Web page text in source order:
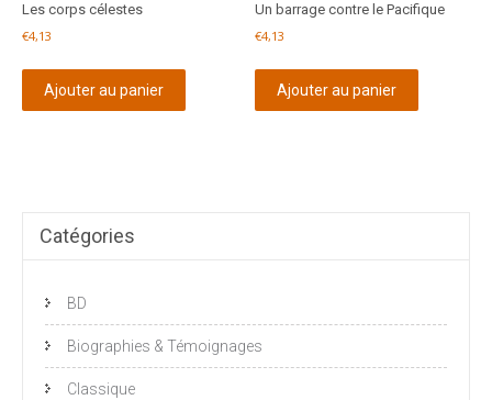
Les corps célestes
€4,13
Ajouter au panier
Un barrage contre le Pacifique
€4,13
Ajouter au panier
Catégories
BD
Biographies & Témoignages
Classique